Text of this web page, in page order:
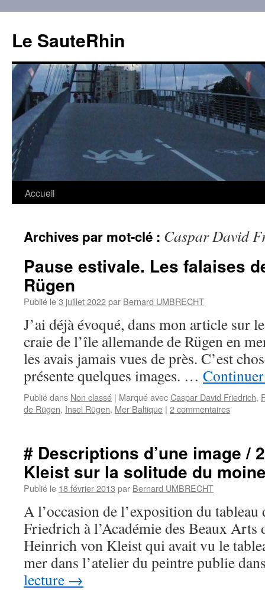
contenu
Le SauteRhin
Accueil
Archives par mot-clé : Caspar David
Pause estivale. Les falaises
Rügen
Publié le3 juillet 2022par Bernard UMBRECHT
J’ai déjà évoqué, dans mon article sur
craie de l’île allemande de Rügen en
les avais jamais vues de près. C’est
présente quelques images. …
Publié dans Non classé | Marqué avecCaspar David Friedrich,
de Rügen, Insel Rügen, Mer Baltique | 2 commentaires
# Descriptions d’une image /
Kleist sur la solitude du
Publié le 18 février 2013 par Bernard UMBRECHT
A l’occasion de l’exposition du tableau
Friedrich à l’Académie des Beaux Arts
Heinrich von Kleist qui avait vu le
mer dans l’atelier du peintre publie
lecture →